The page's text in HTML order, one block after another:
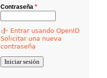
Contraseña *
Entrar usando OpenID
Solicitar una nueva
contraseña